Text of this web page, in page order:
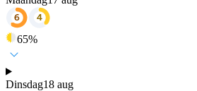
65%
Dinsdag18 aug